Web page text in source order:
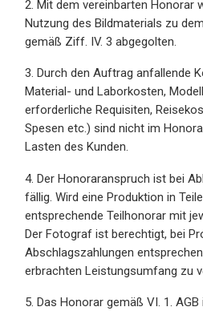
2. Mit dem vereinbarten Honorar
Nutzung des Bildmaterials zu
gemäß Ziff. IV. 3 abgegolten.
3. Durch den Auftrag anfallende
Material- und Laborkosten,
erforderliche Requisiten,
Spesen etc.) sind nicht im
Lasten des Kunden.
4. Der Honoraranspruch ist bei
fällig. Wird eine Produktion in
entsprechende Teilhonorar mit
Der Fotograf ist berechtigt, bei
Abschlagszahlungen
erbrachten Leistungsumfang zu
5. Das Honorar gemäß VI. 1.